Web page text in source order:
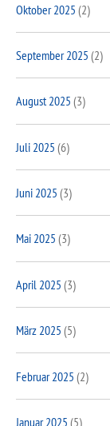
Oktober 2025 (2)
September 2025 (2)
August 2025 (3)
Juli 2025 (6)
Juni 2025 (3)
Mai 2025 (3)
April 2025 (3)
März 2025 (5)
Februar 2025 (2)
Januar 2025 (5)